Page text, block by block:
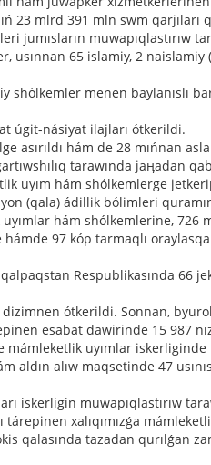
23 mlrd 391 mln swm qarjıları
jumısların muwapıqlastırıw
usınnan 65 islamiy, 2
menen baylanıslı
úgit-násiyat ilajları ótkerildi.
asırıldı hám de 28 mıńnan
tarawında jaӊadan
uyım hám shólkemlerge
(qala) ádillik bólimleri
hám shólkemlerine,
97 kóp tarmaqlı
Respublikasında 66
ótkerildi. Sonnan,
esabat dawirinde 15 987
mámleketlik uyımlar
aldın alıw maqsetinde 47
iskerligin muwapıqlastırıw
xalıqımızǵa
qalasında tazadan qurılǵan